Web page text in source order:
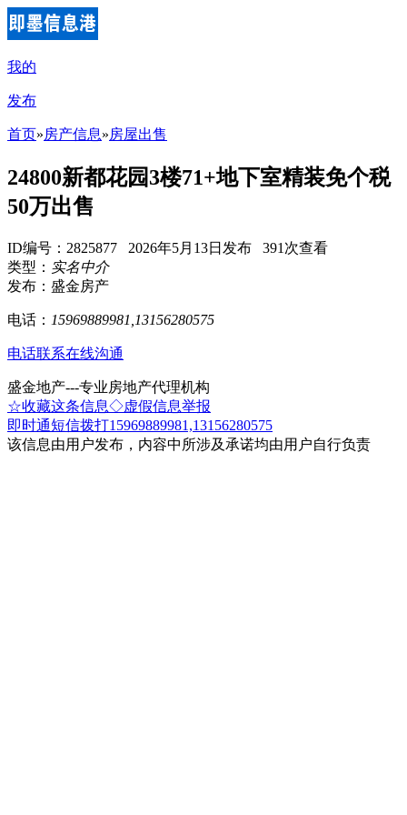
我的
发布
首页»房产信息»房屋出售
24800新都花园3楼71+地下室精装免个税
50万出售
ID编号：2825877 2026年5月13日发布 391次查看
类型： 实名中介
发布：盛金房产
电话： 15969889981,13156280575
电话联系在线沟通
盛金地产---专业房地产代理机构
☆收藏这条信息◇虚假信息举报
即时通短信拨打15969889981,13156280575
该信息由用户发布，内容中所涉及承诺均由用户自行负责